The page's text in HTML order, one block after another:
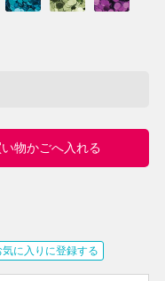
い物かごへ入れる
気に入りに登録する